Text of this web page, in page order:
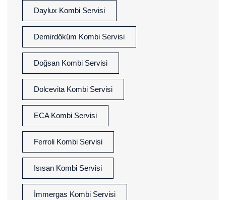
Daylux Kombi Servisi
Demirdöküm Kombi Servisi
Doğsan Kombi Servisi
Dolcevita Kombi Servisi
ECA Kombi Servisi
Ferroli Kombi Servisi
Isısan Kombi Servisi
İmmergas Kombi Servisi